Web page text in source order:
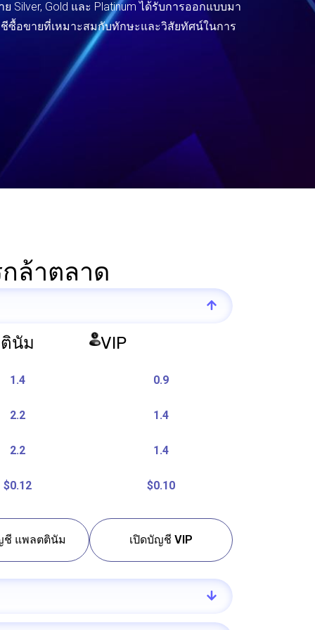
Gold และ Platinum ได้รับการออกแบบมา
ซื้อขายที่เหมาะสมกับทักษะและวิสัยทัศน์ในการ
ล้าตลาด
นัม
1.4
2.2
2.2
$0.12
ชี แพลตตินัม
VIP
0.9
1.4
1.4
$0.10
เปิดบัญชี VIP